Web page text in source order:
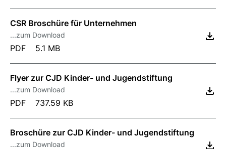
CSR Broschüre für Unternehmen
...zum Download
PDF 5.1 MB
Flyer zur CJD Kinder- und Jugendstiftung
...zum Download
PDF 737.59 KB
Broschüre zur CJD Kinder- und Jugendstiftung
...zum Download